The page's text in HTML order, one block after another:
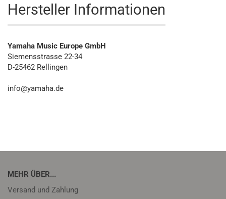
Hersteller Informationen
Yamaha Music Europe GmbH
Siemensstrasse 22-34
D-25462 Rellingen
info@yamaha.de
MEHR ÜBER...
Versand und Zahlung